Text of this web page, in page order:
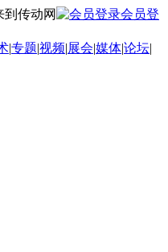
传动网
会员登
|专题|视频|展会|媒体|论坛|